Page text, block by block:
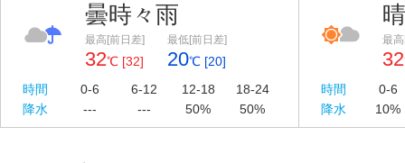
曇時々雨
最高[前日差]
32℃ [32]
最低[前日差]
20℃ [20]
最
32
時間
0-6 6-12 12-18
18-24
降水
--- --- 50% 50%
時間
0-6
降水
10%